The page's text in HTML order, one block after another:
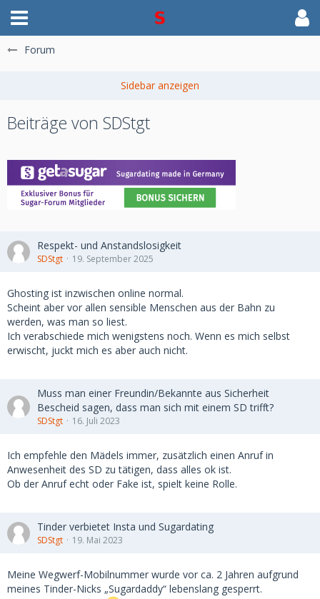
Forum
Beiträge von SDStgt
Respekt- und Anstandslosigkeit
SDStgt 19. September 2025
Ghosting ist inzwischen online normal.
Scheint aber vor allen sensible Menschen aus der Bahn zu
werden, was man so liest.
Ich verabschiede mich wenigstens noch. Wenn es mich selbst
erwischt, juckt mich es aber auch nicht.
Muss man einer Freundin/Bekannte aus Sicherheit
Bescheid sagen, dass man sich mit einem SD trifft?
SDStgt 16. Juli 2023
Ich empfehle den Mädels immer, zusätzlich einen Anruf in
Anwesenheit des SD zu tätigen, dass alles ok ist.
Ob der Anruf echt oder Fake ist, spielt keine Rolle.
Tinder verbietet Insta und Sugardating
SDStgt 19. Mai 2023
Meine Wegwerf-Mobilnummer wurde vor ca. 2 Jahren aufgrund
meines Tinder-Nicks „Sugardaddy“ lebenslang gesperrt.